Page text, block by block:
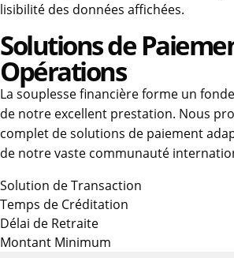
lisibilité des données affichées.
Solutions de
Opérations
La souplesse financière forme un
de notre excellent prestation. Nous
complet de solutions de paiement
de notre vaste communauté
Solution de Transaction
Temps de Créditation
Délai de Retraite
Montant Minimum